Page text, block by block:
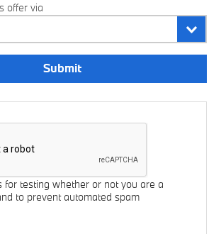
offer via
for testing whether or not you are a
to prevent automated spam